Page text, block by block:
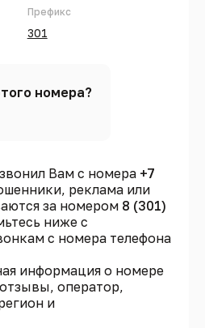
Префикс
301
номера?
Вам с номера +7
реклама или
за номером 8 (301)
ниже с
с номера телефона
информация о номере
оператор,
и